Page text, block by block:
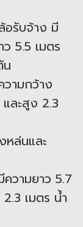
อรับจ้าง มี
5.5 เมตร
น
ามกว้าง
ละสูง 2.3
หล่นและ
วามยาว 5.7
เมตร น้ำ